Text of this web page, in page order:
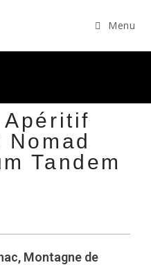
Menu
Apéritif
Tandem
Montagne de